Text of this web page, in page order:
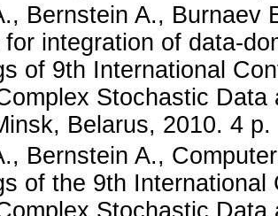
Bernstein A., Burnaev
integration of data-
of 9th International
Stochastic Data
Belarus, 2010. 4 p.
Bernstein A.,
of the 9th
Stochastic Data